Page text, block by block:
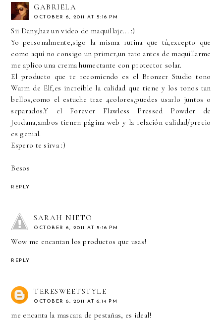
GABRIELA
OCTOBER 6, 2011 AT 5:16 PM
Sii Dany,haz un video de maquillaje... :)
Yo personalmente,sigo la misma rutina que tú,excepto que
como aquí no consigo un primer,un rato antes de maquillarme
me aplico una crema humectante con protector solar.
El producto que te recomiendo es el Bronzer Studio tono
Warm de Elf,es increíble la calidad que tiene y los tonos tan
bellos,como el estuche trae 4colores,puedes usarlo juntos o
separados.Y el Forever Flawless Pressed Powder de
Jordana,ambos tienen página web y la relación calidad/precio
es genial.
Espero te sirva :)
Besos
REPLY
SARAH NIETO
OCTOBER 6, 2011 AT 5:16 PM
Wow me encantan los productos que usas!
REPLY
TERESWEETSTYLE
OCTOBER 6, 2011 AT 6:14 PM
me encanta la mascara de pestañas, es ideal!